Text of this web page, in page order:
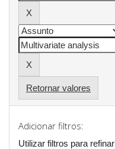
Retornar valores
Adicionar filtros:
Utilizar filtros para